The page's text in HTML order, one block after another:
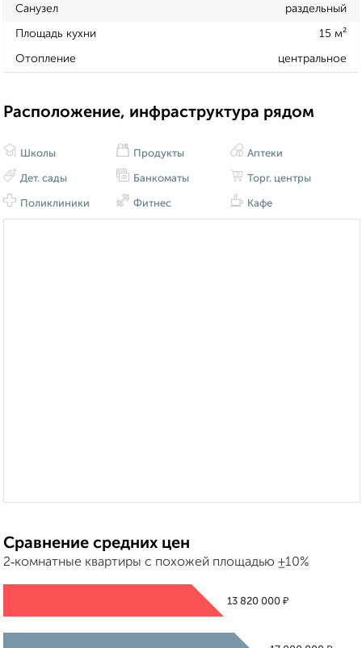
Санузел раздельный
Площадь кухни 15 м²
Отопление центральное
Расположение, инфраструктура рядом
Школы
Дет. сады
Поликлиники
Продукты
Банкоматы
Фитнес
Аптеки
Торг. центры
Кафе
Сравнение средних цен
2‑комнатные квартиры с похожей площадью ±10%
13 820 000₽